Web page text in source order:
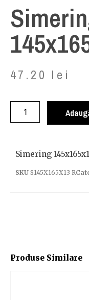
47.20 lei
Produse Similare
Simering
SKU S145X165X13 R